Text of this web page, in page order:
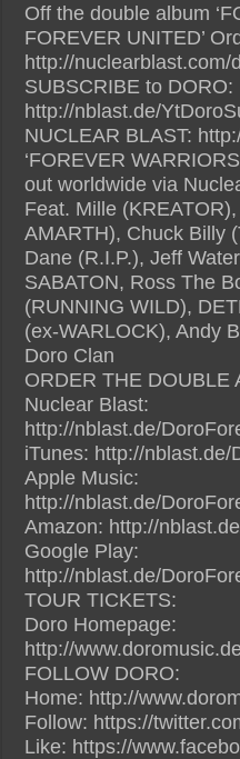
Off the double album
FOREVER UNITED’
http://nuclearblast.com/
SUBSCRIBE to DORO:
http://nblast.de/
NUCLEAR BLAST:
‘FOREVER
out worldwide via
Feat. Mille
AMARTH), Chuck Billy
Dane (R.I.P.), Jeff
SABATON, Ross The
(RUNNING WILD),
(ex-WARLOCK), Andy
Doro Clan
ORDER THE DOUBLE
Nuclear Blast:
http://nblast.de/
iTunes: http://
Apple Music:
http://nblast.de/
Amazon: http://
Google Play:
http://nblast.de/
TOUR TICKETS:
Doro Homepage:
http://
FOLLOW DORO:
Home: http://
Follow: https://
Like: https://